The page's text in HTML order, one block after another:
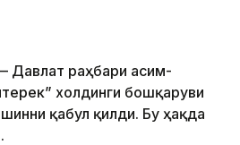
раҳбари Қасим-
холдинги бошқаруви
қабул қилди. Бу ҳақда